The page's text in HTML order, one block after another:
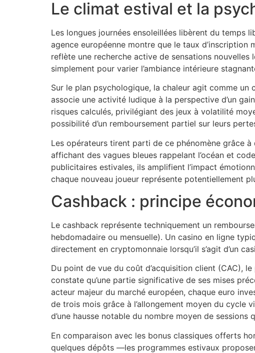
Le climat estival et la
Les longues journées ensoleillées libèrent du temps
agence européenne montre que le taux d’inscription
reflète une recherche active de sensations
simplement pour varier l’ambiance intérieure
Sur le plan psychologique, la chaleur agit comme un
associe une activité ludique à la perspective d’un
risques calculés, privilégiant des jeux à volatilité
possibilité d’un remboursement partiel sur leurs
Les opérateurs tirent parti de ce phénomène grâce
affichant des vagues bleues rappelant l’océan et
publicitaires estivales, ils amplifient l’impact
chaque nouveau joueur représente potentiellement
Cashback : principe
Le cashback représente techniquement un
hebdomadaire ou mensuelle). Un casino en ligne
directement en cryptomonnaie lorsqu’il s’agit d’un
Du point de vue du coût d’acquisition client (CAC),
constate qu’une partie significative de ses mises
acteur majeur du marché européen, chaque euro
de trois mois grâce à l’allongement moyen du cycle
d’une hausse notable du nombre moyen de sessions
En comparaison avec les bonus classiques offerts
quelques dépôts —les programmes estivaux